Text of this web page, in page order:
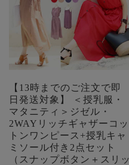
【13時までのご注文で即
日発送対象】 ＜授乳服・
マタニティ＞ジゼル・
2WAYリッチギャザーコッ
トンワンピース+授乳キャ
ミソール付き2点セット
（スナップボタン＋スリッ